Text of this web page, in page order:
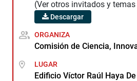
(Ver otros invitados y
Descargar
ORGANIZA
Comisión de Ciencia,
LUGAR
Edificio Víctor Raúl Haya